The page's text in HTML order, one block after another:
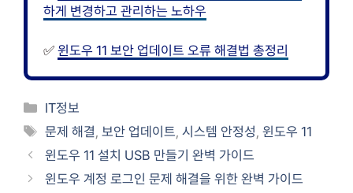
하게 변경하고 관리하는 노하우
✅ 윈도우 11 보안 업데이트 오류 해결법 총정리
카
테
리
IT정보
태
그
문제 해결,보안 업데이트,시스템 안정성,윈도우 11
윈도우 11 설치 USB 만들기 완벽 가이드
윈도우 계정 로그인 문제 해결을 위한 완벽 가이드